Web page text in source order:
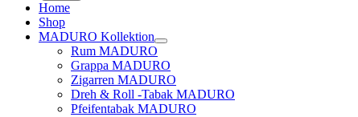
Home
Shop
MADURO Kollektion
Rum MADURO
Grappa MADURO
Zigarren MADURO
Dreh & Roll -Tabak MADURO
Pfeifentabak MADURO